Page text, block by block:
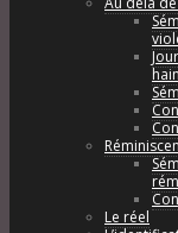
Le réel